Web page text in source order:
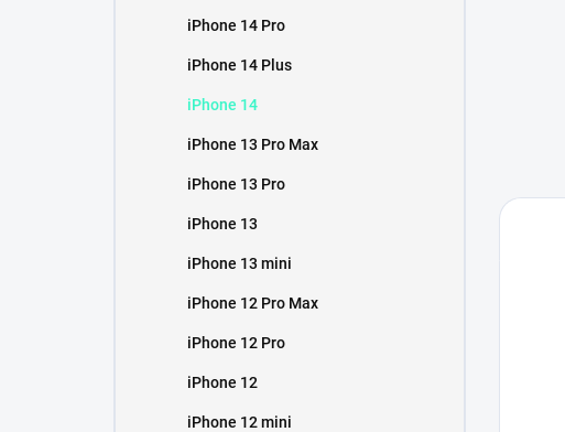
iPhone 14 Pro
iPhone 14 Plus
iPhone 14
iPhone 13 Pro Max
iPhone 13 Pro
iPhone 13
iPhone 13 mini
iPhone 12 Pro Max
iPhone 12 Pro
iPhone 12
iPhone 12 mini